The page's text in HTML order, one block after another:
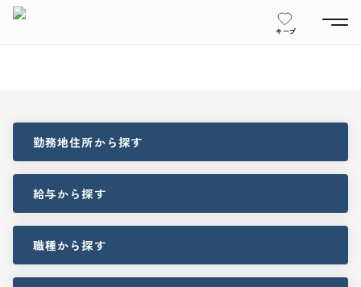
キープ
勤務地住所から探す
給与から探す
職種から探す